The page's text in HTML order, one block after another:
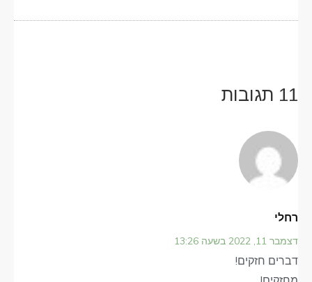
11 תגובות
רחלי
דצמבר 11, 2022 בשעה 13:26
דברים חזקים!